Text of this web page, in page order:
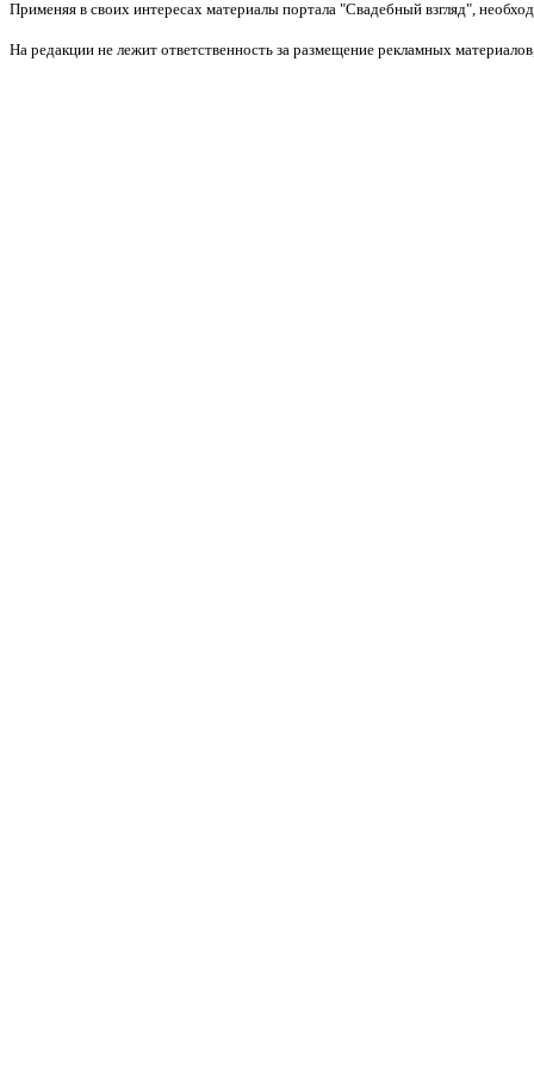
Применяя в своих интересах материалы портала "Свадебный взгляд",
На редакции не лежит ответственность за размещение рекламных